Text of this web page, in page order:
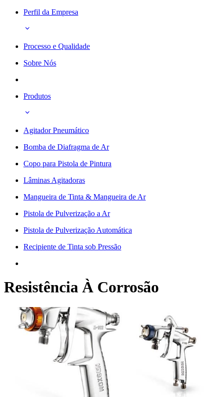
Perfil da Empresa
Processo e Qualidade
Sobre Nós
Produtos
Agitador Pneumático
Bomba de Diafragma de Ar
Copo para Pistola de Pintura
Lâminas Agitadoras
Mangueira de Tinta & Mangueira de Ar
Pistola de Pulverização a Ar
Pistola de Pulverização Automática
Recipiente de Tinta sob Pressão
Resistência À Corrosão